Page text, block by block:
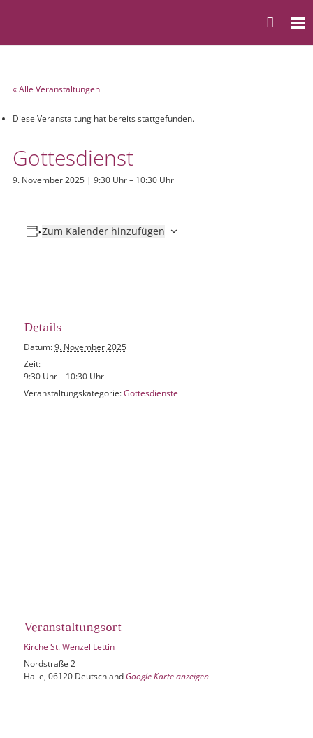
« Alle Veranstaltungen
Diese Veranstaltung hat bereits stattgefunden.
Gottesdienst
9. November 2025 | 9:30 Uhr– 10:30 Uhr
Zum Kalender hinzufügen
Details
Datum: 9. November 2025
Zeit:
9:30 Uhr – 10:30 Uhr
Veranstaltungskategorie: Gottesdienste
Veranstaltungsort
Kirche St. Wenzel Lettin
Nordstraße 2
Halle, 06120 Deutschland Google Karte anzeigen